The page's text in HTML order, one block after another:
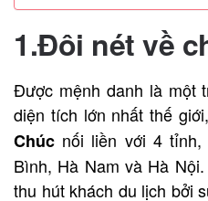
1.Đôi nét về
Được mệnh danh là một
diện tích lớn nhất thế
Chúc nối liền với 4
Bình, Hà Nam và Hà
thu hút khách du lịch bởi